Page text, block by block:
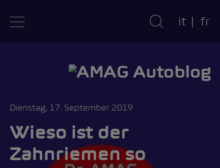
it fr
Dienstag, 17. September 2019
Wieso ist der
Zahnriemen so